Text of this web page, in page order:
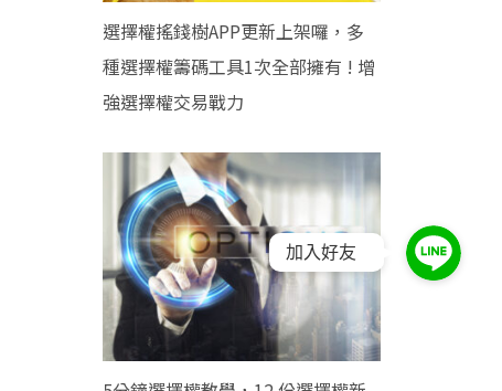
選擇權搖錢樹APP更新上架囉，多
種選擇權籌碼工具1次全部擁有 ! 增
強選擇權交易戰力
加入好友